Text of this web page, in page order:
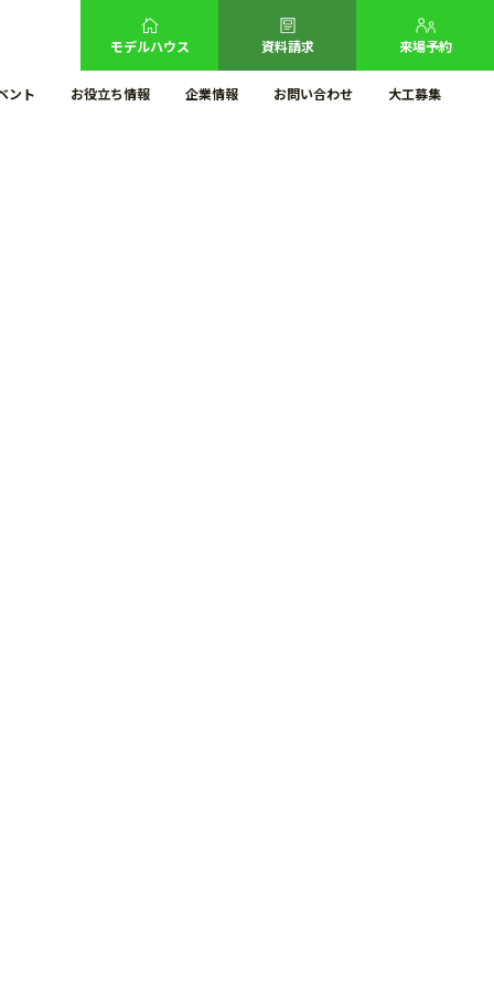
モデルハウス 資料請求 来場予約
ント お役立ち情報 企業情報 お問い合わせ 大工募集